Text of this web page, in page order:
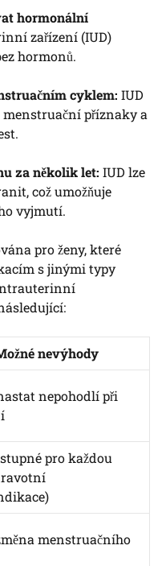
hormonální
zařízení (IUD)
hormonů.
cyklem: IUD
menstruační příznaky a
za několik let: IUD lze
což umožňuje
vyjmutí.
pro ženy, které
s jinými typy
nevýhody
nepohodlí při
pro každou
menstruačního